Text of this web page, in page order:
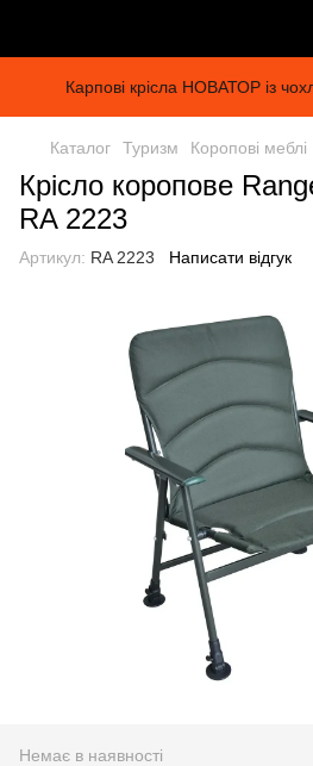
Карпові крісла НОВАТОР із
Каталог Туризм Коропові меблі
Крісло коропове
RA 2223
Артикул: RA 2223 Написати відгук
Немає в наявності